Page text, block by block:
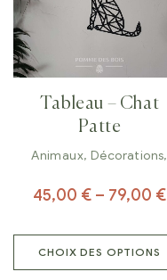
Tableau – Chat
Patte
Animaux, Décorations,
45,00 € – 79,00 €
CHOIX DES OPTIONS